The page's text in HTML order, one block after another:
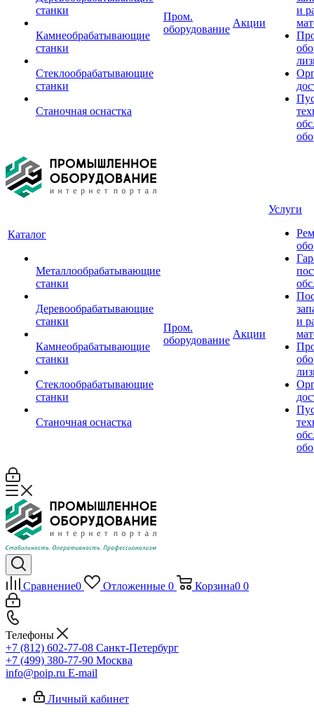
станки
Камнеобрабатывающие
станки
Стеклообрабатывающие
станки
Станочная оснастка
Пром.
оборудование
Акции
и
Каталог
Металлообрабатывающие
станки
Деревообрабатывающие
станки
Камнеобрабатывающие
станки
Стеклообрабатывающие
станки
Станочная оснастка
Пром.
оборудование
Акции
Услуги
и
Сравнение0 Отложенные 0 Корзина0 0
Телефоны
+7 (812) 602-77-08 Санкт-Петербург
+7 (499) 380-77-90 Москва
info@poip.ru E-mail
Личный кабинет